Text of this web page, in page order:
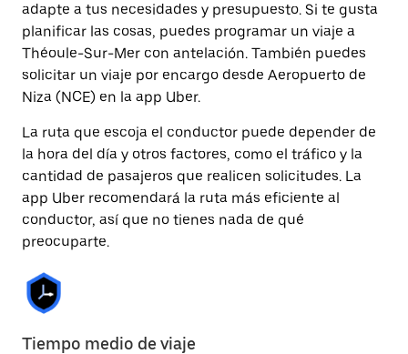
adapte a tus necesidades y presupuesto. Si te gusta
planificar las cosas, puedes programar un viaje a
Théoule-Sur-Mer con antelación. También puedes
solicitar un viaje por encargo desde Aeropuerto de
Niza (NCE) en la app Uber.
La ruta que escoja el conductor puede depender de
la hora del día y otros factores, como el tráfico y la
cantidad de pasajeros que realicen solicitudes. La
app Uber recomendará la ruta más eficiente al
conductor, así que no tienes nada de qué
preocuparte.
Tiempo medio de viaje